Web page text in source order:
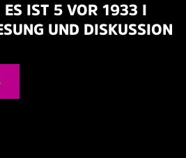
IST 5 VOR 1933 I
UND DISKUSSION